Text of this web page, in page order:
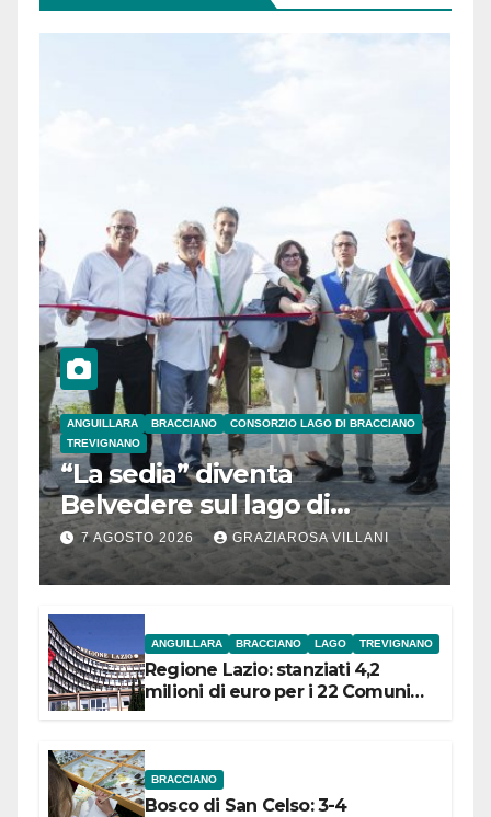
ANGUILLARA BRACCIANO
CONSORZIO LAGO DI BRACCIANO
TREVIGNANO
“La sedia” diventa
Belvedere sul lago di
Bracciano: ieri
l’inaugurazione
7 AGOSTO 2026 GRAZIAROSA VILLANI
ANGUILLARA BRACCIANO LAGO TREVIGNANO
Regione Lazio: stanziati 4,2
milioni di euro per i 22 Comuni
BRACCIANO
Bosco di San Celso: 3-4